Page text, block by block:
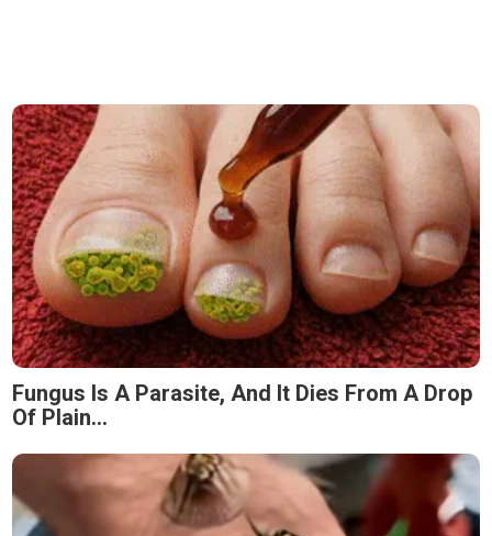
Fungus Is A Parasite, And It Dies From A Drop
Of Plain...